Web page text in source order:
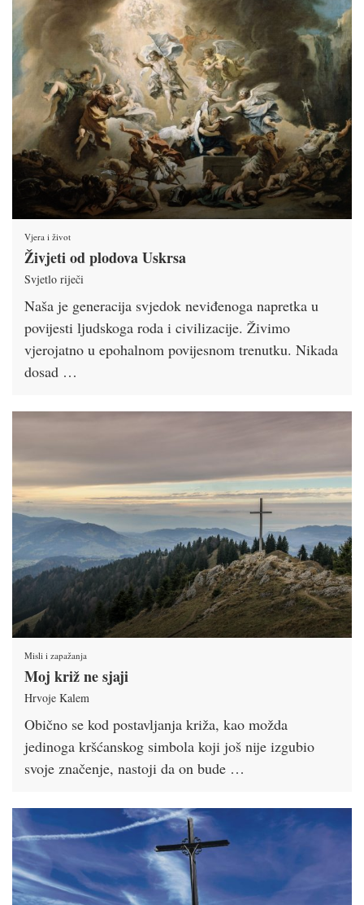
Vjera i život
Živjeti od plodova Uskrsa
Svjetlo riječi
Naša je generacija svjedok neviđenoga napretka u
povijesti ljudskoga roda i civilizacije. Živimo
vjerojatno u epohalnom povijesnom trenutku. Nikada
dosad …
Misli i zapažanja
Moj križ ne sjaji
Hrvoje Kalem
Obično se kod postavljanja križa, kao možda
jedinoga kršćanskog simbola koji još nije izgubio
svoje značenje, nastoji da on bude …